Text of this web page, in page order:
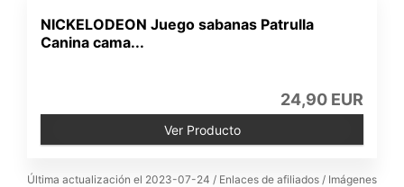
NICKELODEON Juego sabanas Patrulla
Canina cama...
24,90 EUR
Ver Producto
Última actualización el 2023-07-24 / Enlaces de afiliados / Imágenes